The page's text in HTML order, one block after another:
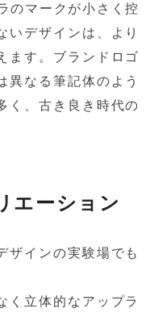
のマークが小さく控
いデザインは、より
ます。ブランドロゴ
異なる筆記体のよう
く、古き良き時代の
エーション
ザインの実験場でも
く立体的なアップラ